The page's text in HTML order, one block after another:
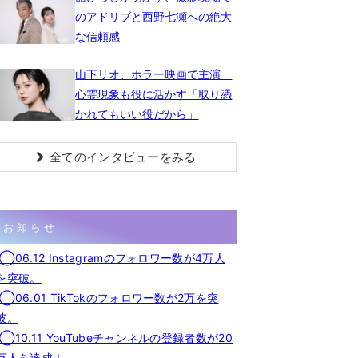
のアドリブと西野七瀬への絶大
な信頼感
山下リオ、ホラー映画で主演
心霊現象も役に活かす「取り憑
かれてもいい役だから」
全てのインタビューをみる
お知らせ
◯06.12 Instagramのフォロワー数が4万人
突破。
◯06.01 TikTokのフォロワー数が2万を突
。
◯10.11 YouTubeチャンネルの登録者数が20